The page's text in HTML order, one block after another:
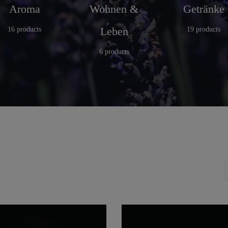
Aroma
16 products
Wohnen &
Leben
6 products
Getränke
19 products